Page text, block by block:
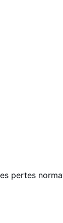
pertes